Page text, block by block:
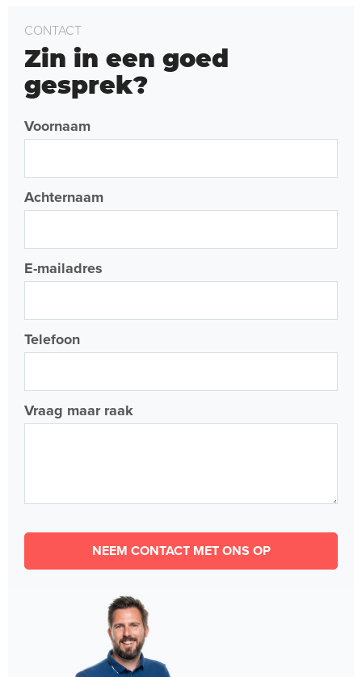
CONTACT
Zin in een goed
gesprek?
Voornaam
Achternaam
E-mailadres
Telefoon
Vraag maar raak
NEEM CONTACT MET ONS OP